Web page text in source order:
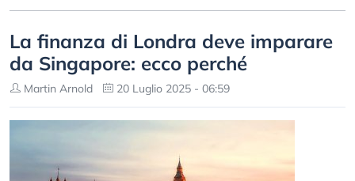
La finanza di Londra deve imparare
da Singapore: ecco perché
Martin Arnold 20 Luglio 2025 - 06:59